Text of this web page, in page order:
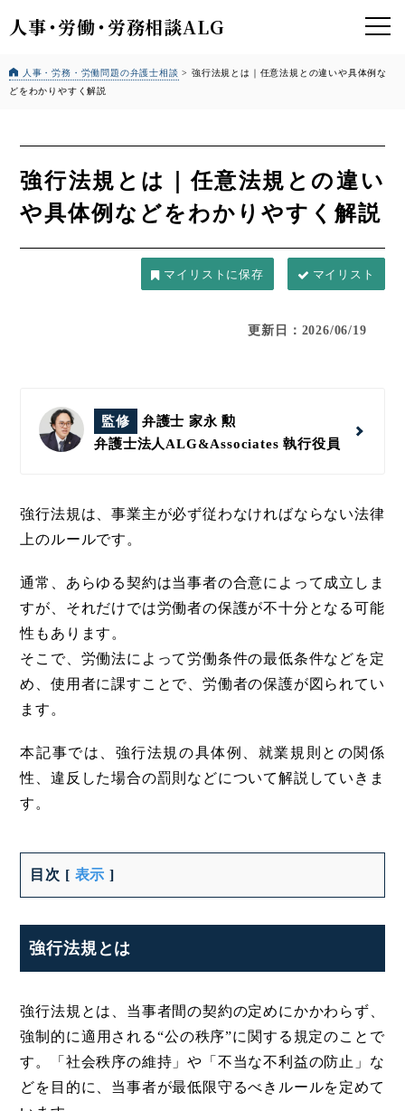
人事・労働・労務相談ALG
人事・労務・労働問題の弁護士相談 >強行法規とは｜任意法規との違いや具体例な
どをわかりやすく解説
強行法規とは｜任意法規との違い
や具体例などをわかりやすく解説
マイリスト
更新日：2026/06/19
監修
弁護士 家永 勲
弁護士法人ALG&Associates執行役員
強行法規は、事業主が必ず従わなければならない法律
上のルールです。
通常、あらゆる契約は当事者の合意によって成立しま
すが、それだけでは労働者の保護が不十分となる可能
性もあります。
そこで、労働法によって労働条件の最低条件などを定
め、使用者に課すことで、労働者の保護が図られてい
ます。
本記事では、強行法規の具体例、就業規則との関係
性、違反した場合の罰則などについて解説していきま
す。
目次 [ 表示 ]
強行法規とは
強行法規とは、当事者間の契約の定めにかかわらず、
強制的に適用される“公の秩序”に関する規定のことで
す。「社会秩序の維持」や「不当な不利益の防止」な
どを目的に、当事者が最低限守るべきルールを定めて